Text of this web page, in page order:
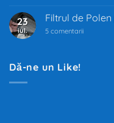
trece
prin
23
iul.
Filtrul de
5 comentariila
Dă-ne un Like!